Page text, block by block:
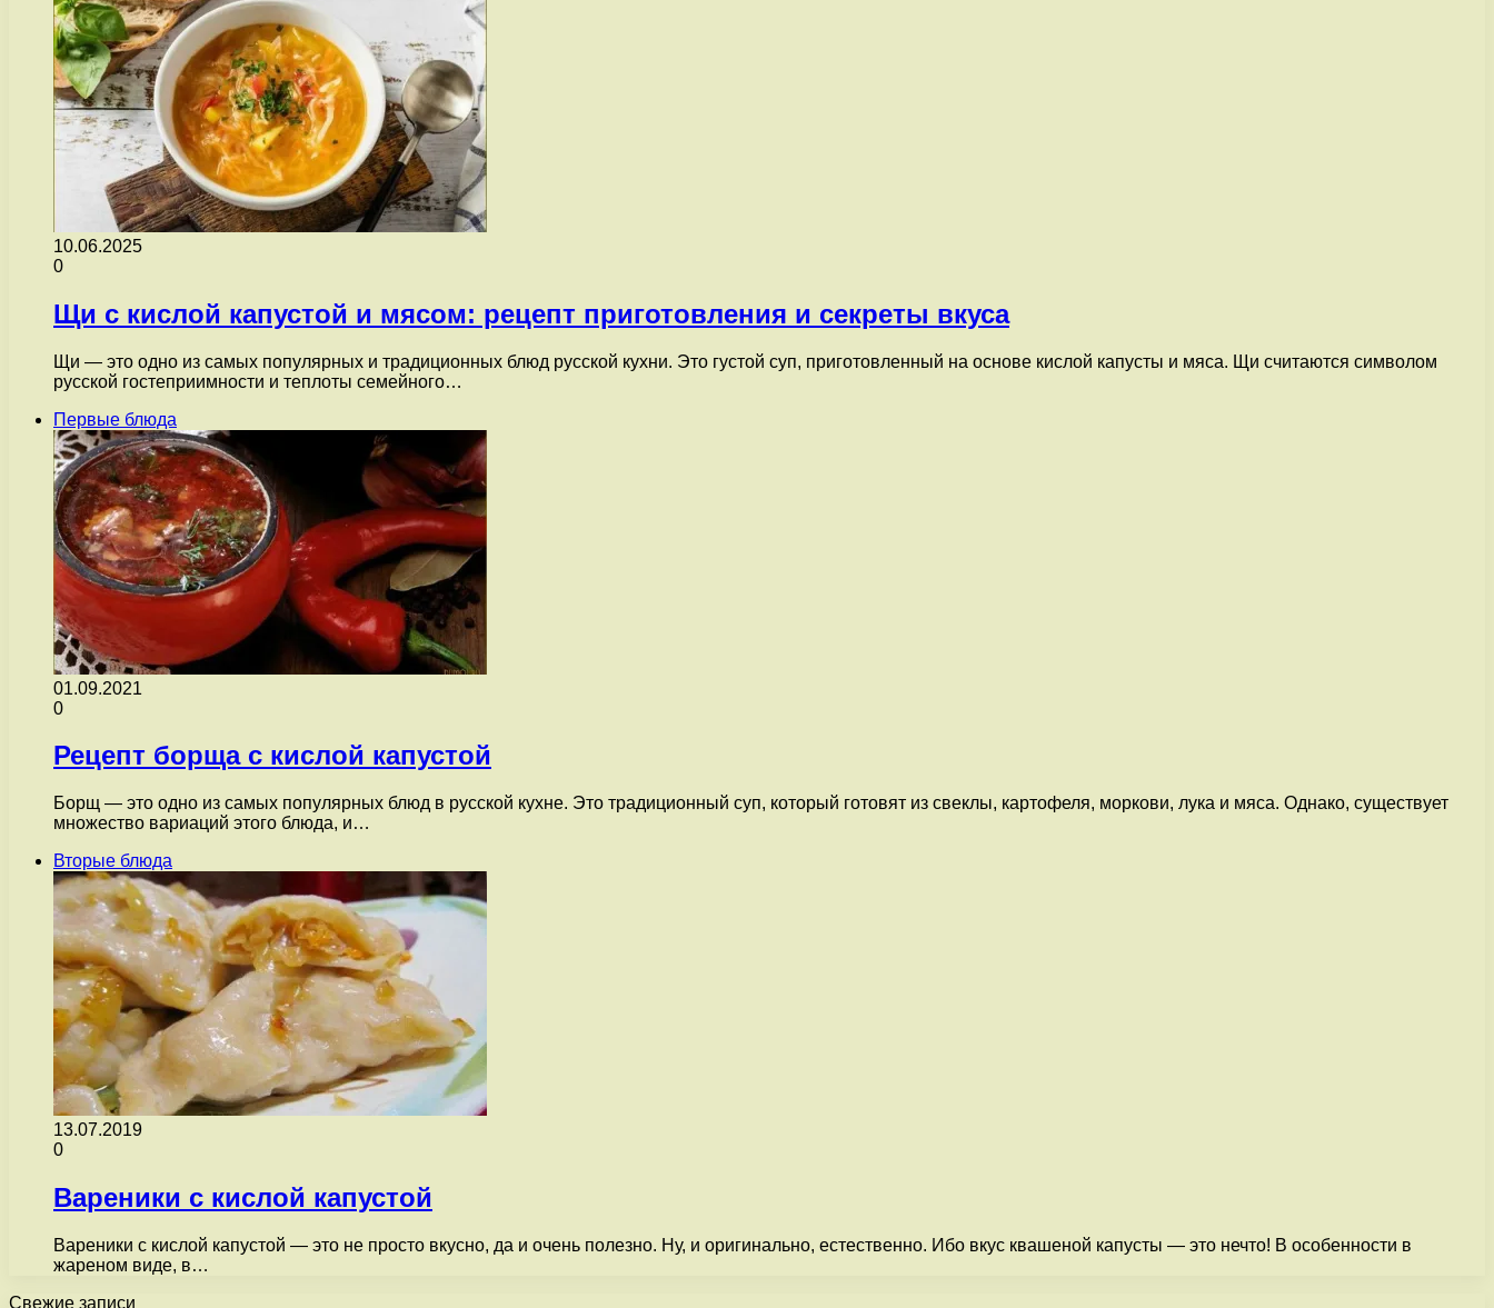
10.06.2025
0
Щи с кислой капустой и мясом: рецепт приготовления и секреты вкуса
Щи — это одно из самых популярных и традиционных блюд русской кухни. Это густой суп, приготовленный на основе кислой капусты и мяса. Щи считаются символом
русской гостеприимности и теплоты семейного…
Первые блюда
01.09.2021
0
Рецепт борща с кислой капустой
Борщ — это одно из самых популярных блюд в русской кухне. Это традиционный суп, который готовят из свеклы, картофеля, моркови, лука и мяса. Однако, существует
множество вариаций этого блюда, и…
Вторые блюда
13.07.2019
0
Вареники с кислой капустой
Вареники с кислой капустой — это не просто вкусно, да и очень полезно. Ну, и оригинально, естественно. Ибо вкус квашеной капусты — это нечто! В особенности в
жареном виде, в…
Свежие записи